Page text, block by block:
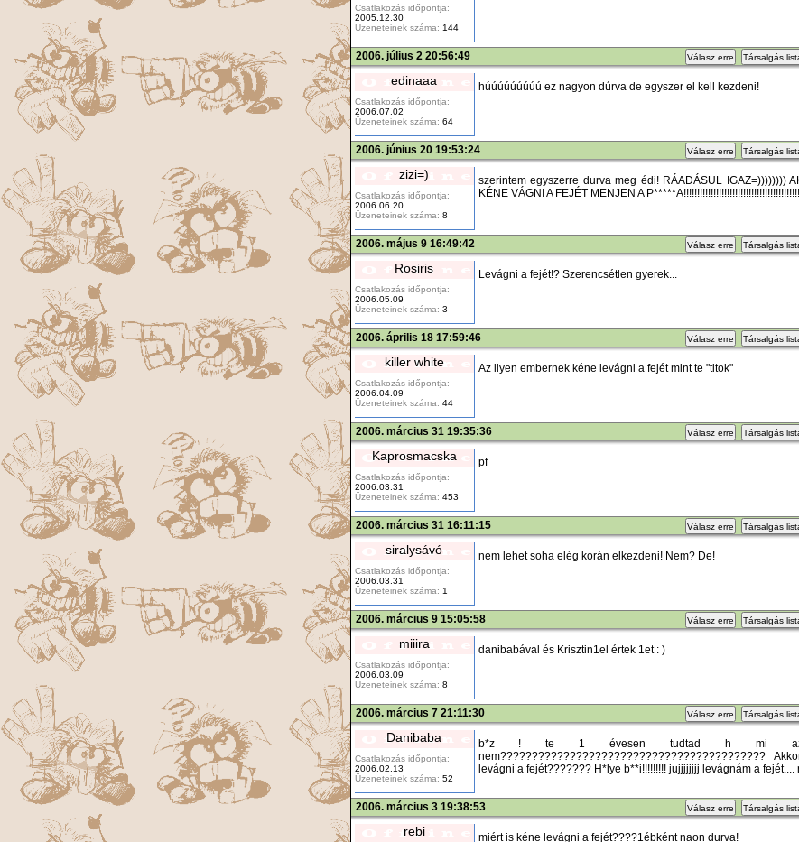
Csatlakozás időpontja:
2005.12.30
Üzeneteinek száma: 144
2006. július 2 20:56:49 Válasz erre Társalgás
edinaaa
Csatlakozás időpontja:
2006.07.02
Üzeneteinek száma: 64
húúúúúúúúú ez nagyon dúrva de egyszer el kell kezdeni!
2006. június 20 19:53:24 Válasz erre Társalgás
zizi=)
Csatlakozás időpontja:
2006.06.20
Üzeneteinek száma: 8
szerintem egyszerre durva meg édi! RÁADÁSUL IGAZ=))))))))
KÉNE VÁGNI A FEJÉT MENJEN A
2006. május 9 16:49:42 Válasz erre Társalgás
Rosiris
Csatlakozás időpontja:
2006.05.09
Üzeneteinek száma: 3
Levágni a fejét!? Szerencsétlen gyerek...
2006. április 18 17:59:46 Válasz erre Társalgás
killer white
Csatlakozás időpontja:
2006.04.09
Üzeneteinek száma: 44
Az ilyen embernek kéne levágni a fejét mint te "titok"
2006. március 31 19:35:36 Válasz erre Társalgás
Kaprosmacska
Csatlakozás időpontja:
2006.03.31
Üzeneteinek száma: 453
pf
2006. március 31 16:11:15 Válasz erre Társalgás
siralysávó
Csatlakozás időpontja:
2006.03.31
Üzeneteinek száma: 1
nem lehet soha elég korán elkezdeni! Nem? De!
2006. március 9 15:05:58 Válasz erre Társalgás
miiira
Csatlakozás időpontja:
2006.03.09
Üzeneteinek száma: 8
danibabával és Krisztin1el értek 1et : )
2006. március 7 21:11:30 Válasz erre Társalgás
Danibaba
Csatlakozás időpontja:
2006.02.13
Üzeneteinek száma: 52
b*z ! te 1 évesen tudtad h mi az a
nem??????????????????????????????????????????
levágni a fejét??????? H*lye b**i!!!!!!!!! jujjjjjjjj levágnám a fejét....
2006. március 3 19:38:53 Válasz erre Társalgás
rebi miért is kéne levágni a fejét????1ébként naon durva!